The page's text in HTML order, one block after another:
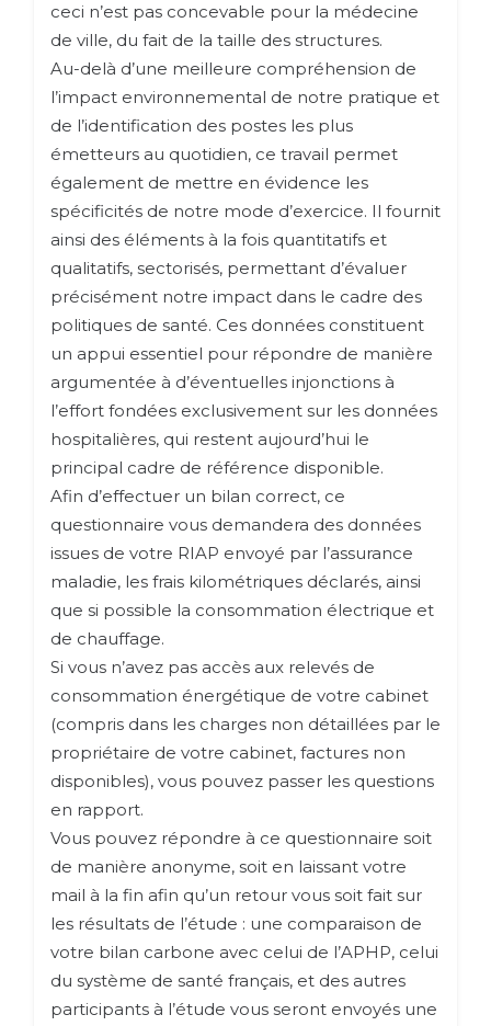
ceci n’est pas concevable pour la médecine
de ville, du fait de la taille des structures.
Au-delà d’une meilleure compréhension de
l’impact environnemental de notre pratique et
de l’identification des postes les plus
émetteurs au quotidien, ce travail permet
également de mettre en évidence les
spécificités de notre mode d’exercice. Il fournit
ainsi des éléments à la fois quantitatifs et
qualitatifs, sectorisés, permettant d’évaluer
précisément notre impact dans le cadre des
politiques de santé. Ces données constituent
un appui essentiel pour répondre de manière
argumentée à d’éventuelles injonctions à
l’effort fondées exclusivement sur les données
hospitalières, qui restent aujourd’hui le
principal cadre de référence disponible.
Afin d’effectuer un bilan correct, ce
questionnaire vous demandera des données
issues de votre RIAP envoyé par l’assurance
maladie, les frais kilométriques déclarés, ainsi
que si possible la consommation électrique et
de chauffage.
Si vous n’avez pas accès aux relevés de
consommation énergétique de votre cabinet
(compris dans les charges non détaillées par le
propriétaire de votre cabinet, factures non
disponibles), vous pouvez passer les questions
en rapport.
Vous pouvez répondre à ce questionnaire soit
de manière anonyme, soit en laissant votre
mail à la fin afin qu’un retour vous soit fait sur
les résultats de l’étude : une comparaison de
votre bilan carbone avec celui de l’APHP, celui
du système de santé français, et des autres
participants à l’étude vous seront envoyés une